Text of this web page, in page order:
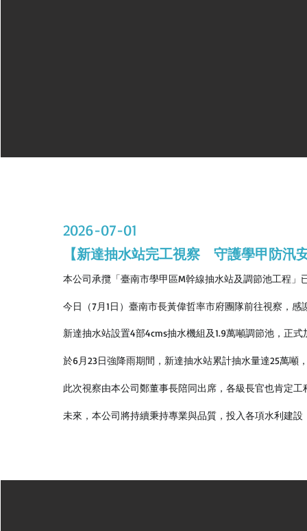
【新達抽水站完工視察 守護學甲防汛
本公司承攬「臺南市學甲區M幹線抽水站及調節池工程
今日（7月1日）臺南市長黃偉哲率市府團隊前往視察，
新達抽水站設置4部4cms抽水機組及1.9萬噸調節池，正
於6月23日強降雨期間，新達抽水站累計抽水量達25萬噸
此次視察由本公司鄭董事長陪同出席，各級長官也肯定
未來，本公司將持續秉持專業與品質，投入各項水利建設
2026-07-01